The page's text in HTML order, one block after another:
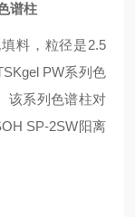
谱柱
料，粒径是2.5
PW系列色
该系列色谱柱对
SP-2SW阳离